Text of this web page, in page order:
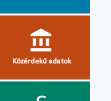
Közérdekű adatok